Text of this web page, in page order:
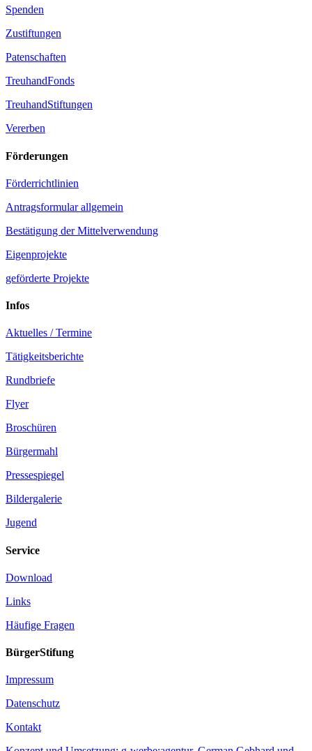
Spenden
Zustiftungen
Patenschaften
TreuhandFonds
TreuhandStiftungen
Vererben
Förderungen
Förderrichtlinien
Antragsformular allgemein
Bestätigung der Mittelverwendung
Eigenprojekte
geförderte Projekte
Infos
Aktuelles / Termine
Tätigkeitsberichte
Rundbriefe
Flyer
Broschüren
Bürgermahl
Pressespiegel
Bildergalerie
Jugend
Service
Download
Links
Häufige Fragen
BürgerStifung
Impressum
Datenschutz
Kontakt